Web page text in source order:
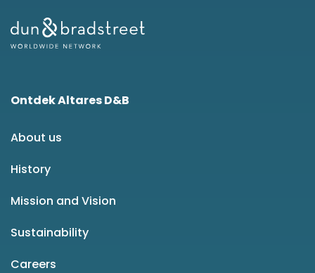
Ontdek Altares D&B
About us
History
Mission and Vision
Sustainability
Careers